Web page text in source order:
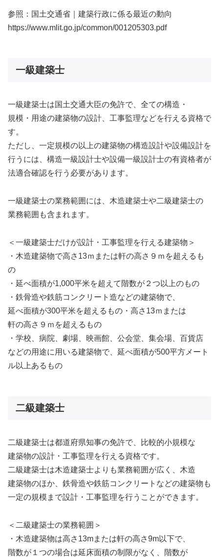
参照：国土交通省｜建築行政に係る最近の動向
https://www.mlit.go.jp/common/001205303.pdf
一級建築士
一級建築士は国土交通大臣の免許で、全ての構造・
規模・用途の建築物の設計、工事監理などを行える資格で
す。
ただし、一定規模の以上の建築物の構造設計や設備設計を
行うには、構造一級設計士や設備一級設計士の有資格者が
法適合確認を行う必要があります。
一級建築士の業務範囲には、木造建築士や二級建築士の
業務範囲も含まれます。
＜一級建築士だけが設計・工事監理を行える建築物＞
・木造建築物で高さ13ｍまたは軒の高さ９ｍを超えるも
の
・延べ面積が1,000平米を超えて階数が２つ以上のもの
・鉄骨造や鉄筋コンクリート造などの建築物で、
延べ面積が300平米を超えるもの・高さ13ｍまたは
軒の高さ９ｍを超えるもの
・学校、病院、劇場、映画館、公会堂、集会場、百貨店
などの用途に用いる建築物で、延べ面積が500平方メート
ル以上あるもの
二級建築士
二級建築士は都道府県知事の免許で、比較的小規模な
建築物の設計・工事監理を行える資格です。
二級建築士は木造建築士よりも業務範囲が広く、木造
建築物のほか、鉄骨造や鉄筋コンクリートなどの建築物も
一定の規模まで設計・工事監理を行うことができます。
＜二級建築士の業務範囲＞
・木造建築物は高さ13mまたは軒の高さ9m以下で、
階数が１つの場合は延床面積の制限がなく、階数が